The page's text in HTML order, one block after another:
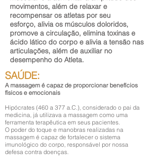
movimentos, além de relaxar e
recompensar os atletas por seu
esforço, alivia os músculos doloridos,
promove a circulação, elimina toxinas e
ácido lático do corpo e alivia a tensão nas
articulações, além de auxiliar no
desempenho do Atleta.
SAÚDE:
A massagem é capaz de proporcionar benefícios
físicos e emocionais
Hipócrates (460 a 377 a.C.), considerado o pai da
medicina, já utilizava a massagem como uma
ferramenta terapêutica em seus pacientes.
O poder do toque e manobras realizadas na
massagem é capaz de fortalecer o sistema
imunológico do corpo, responsável por nossa
defesa contra doenças.